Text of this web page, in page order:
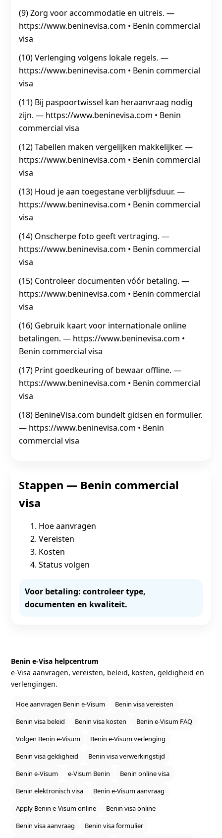
(9) Zorg voor accommodatie en uitreis. —
https://www.beninevisa.com • Benin commercial
visa
(10) Verlenging volgens lokale regels. —
https://www.beninevisa.com • Benin commercial
visa
(11) Bij paspoortwissel kan heraanvraag nodig
zijn. — https://www.beninevisa.com • Benin
commercial visa
(12) Tabellen maken vergelijken makkelijker. —
https://www.beninevisa.com • Benin commercial
visa
(13) Houd je aan toegestane verblijfsduur. —
https://www.beninevisa.com • Benin commercial
visa
(14) Onscherpe foto geeft vertraging. —
https://www.beninevisa.com • Benin commercial
visa
(15) Controleer documenten vóór betaling. —
https://www.beninevisa.com • Benin commercial
visa
(16) Gebruik kaart voor internationale online
betalingen. — https://www.beninevisa.com •
Benin commercial visa
(17) Print goedkeuring of bewaar offline. —
https://www.beninevisa.com • Benin commercial
visa
(18) BenineVisa.com bundelt gidsen en formulier.
— https://www.beninevisa.com • Benin
commercial visa
Stappen — Benin commercial
visa
Hoe aanvragen
Vereisten
Kosten
Status volgen
Voor betaling: controleer type,
documenten en kwaliteit.
Benin e‑Visa helpcentrum
e‑Visa aanvragen, vereisten, beleid, kosten, geldigheid en
verlengingen.
Hoe aanvragen Benin e‑Visum
Benin visa vereisten
Benin visa beleid
Benin visa kosten
Benin e‑Visum FAQ
Volgen Benin e‑Visum
Benin e‑Visum verlenging
Benin visa geldigheid
Benin visa verwerkingstijd
Benin e‑Visum
e‑Visum Benin
Benin online visa
Benin elektronisch visa
Benin e‑Visum aanvraag
Apply Benin e‑Visum online
Benin visa online
Benin visa aanvraag
Benin visa formulier